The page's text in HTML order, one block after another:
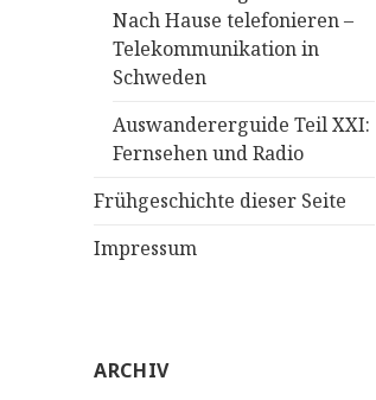
Nach Hause telefonieren –
Telekommunikation in
Schweden
Auswandererguide Teil XXI:
Fernsehen und Radio
Frühgeschichte dieser Seite
Impressum
ARCHIV